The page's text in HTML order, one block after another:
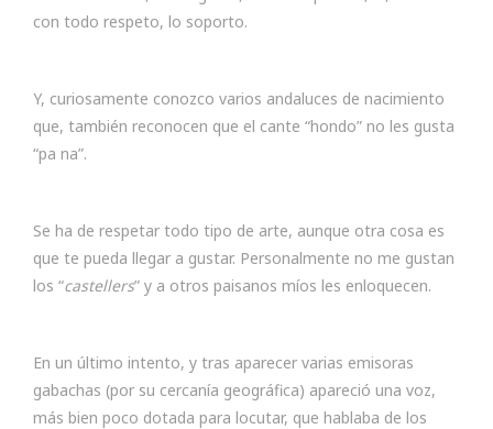
con todo respeto, lo soporto.
Y, curiosamente conozco varios andaluces de nacimiento
que, también reconocen que el cante “hondo” no les gusta
“pa na”.
Se ha de respetar todo tipo de arte, aunque otra cosa es
que te pueda llegar a gustar. Personalmente no me gustan
los “castellers” y a otros paisanos míos les enloquecen.
En un último intento, y tras aparecer varias emisoras
gabachas (por su cercanía geográfica) apareció una voz,
más bien poco dotada para locutar, que hablaba de los